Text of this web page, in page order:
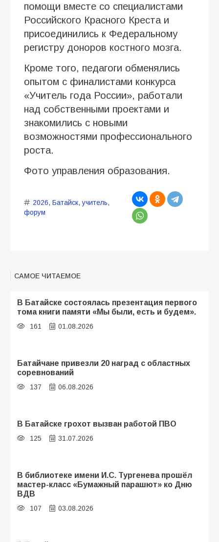
помощи вместе со специалистами
Российского Красного Креста и
присоединились к Федеральному
регистру доноров костного мозга.
Кроме того, педагоги обменялись
опытом с финалистами конкурса
«Учитель года России», работали
над собственными проектами и
знакомились с новыми
возможностями профессионального
роста.
Фото управления образования.
2026, Батайск,учитель,
форум
САМОЕ ЧИТАЕМОЕ
В Батайске состоялась презентация первого
тома книги памяти «Мы были, есть и будем».
161 01.08.2026
Батайчане привезли 20 наград с областных
соревнований
137 06.08.2026
В Батайске грохот вызван работой ПВО
125 31.07.2026
В библиотеке имени И.С. Тургенева прошёл
мастер-класс «Бумажный парашют» ко Дню
ВДВ
107 03.08.2026